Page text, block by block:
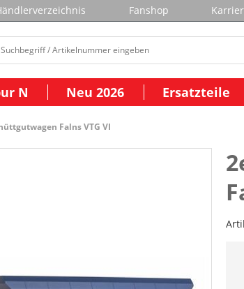
Fanshop
N Neu 2026 Ersatzteile
Falns VTG VI